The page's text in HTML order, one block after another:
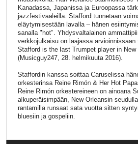
Kanadassa, Japanissa ja Euroopassa
jazzfestivaaleilla. Stafford tunnetaan
eläytymisestään lavalla – hänen
sanalla "hot". Yhdysvaltalainen
verkkojulkaisu on laajassa arvioinnissaan
Stafford is the last Trumpet player in New
(Musicguy247, 28. helmikuuta 2016).
Staffordin kanssa soittaa Caruselissa
orkesterinsa Reine Rimón & Her Hot
Reine Rimón orkestereineen on ainoana
alkuperäisimpään, New Orleansin
rantamilla runsaat sata vuotta sitten
bluesiin ja gospeliin.